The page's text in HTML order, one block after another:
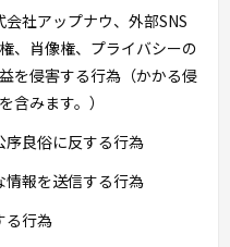
社アップナウ、外部SNS
、肖像権、プライバシーの
を侵害する行為（かかる侵
みます。）
序良俗に反する行為
情報を送信する行為
る行為